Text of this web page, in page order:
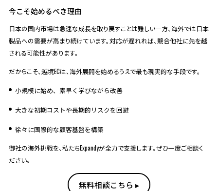
今こそ始めるべき理由
日本の国内市場は急速な成長を取り戻すことは難しい一方、海外では日本
製品への需要が高まり続けています。対応が遅れれば、競合他社に先を越
される可能性があります。
だからこそ、越境ECは、海外展開を始めるうえで最も現実的な手段です。
小規模に始め、素早く学びながら改善
大きな初期コストや長期的リスクを回避
徐々に国際的な顧客基盤を構築
御社の海外挑戦を、私たちExpandyが全力で支援します。ぜひ一度ご相談く
ださい。
無料相談こちら ▸